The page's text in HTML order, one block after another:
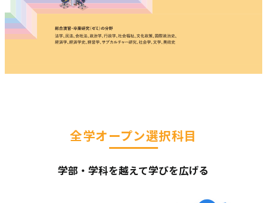
全学オープン選択科目
学部・学科を越えて学びを広げる